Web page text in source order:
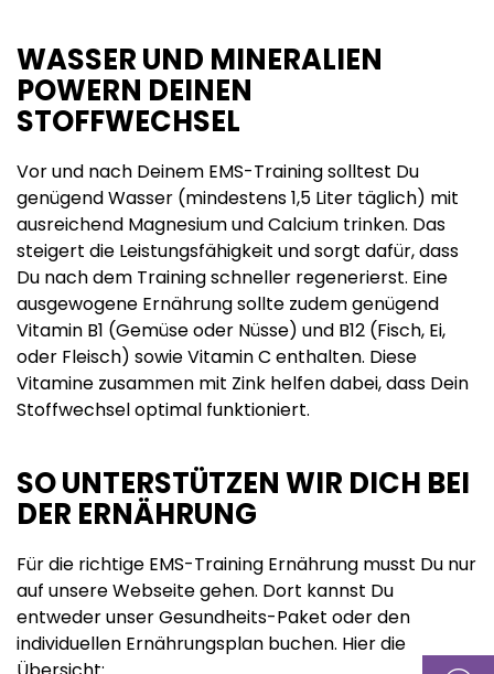
WASSER UND MINERALIEN
POWERN DEINEN
STOFFWECHSEL
Vor und nach Deinem EMS-Training solltest Du
genügend Wasser (mindestens 1,5 Liter täglich) mit
ausreichend Magnesium und Calcium trinken. Das
steigert die Leistungsfähigkeit und sorgt dafür, dass
Du nach dem Training schneller regenerierst. Eine
ausgewogene Ernährung sollte zudem genügend
Vitamin B1 (Gemüse oder Nüsse) und B12 (Fisch, Ei,
oder Fleisch) sowie Vitamin C enthalten. Diese
Vitamine zusammen mit Zink helfen dabei, dass Dein
Stoffwechsel optimal funktioniert.
SO UNTERSTÜTZEN WIR DICH BEI
DER ERNÄHRUNG
Für die richtige EMS-Training Ernährung musst Du nur
auf unsere Webseite gehen. Dort kannst Du
entweder unser Gesundheits-Paket oder den
individuellen Ernährungsplan buchen. Hier die